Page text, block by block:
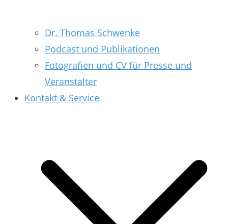
Dr. Thomas Schwenke
Podcast und Publikationen
Fotografien und CV für Presse und
Veranstalter
Kontakt & Service